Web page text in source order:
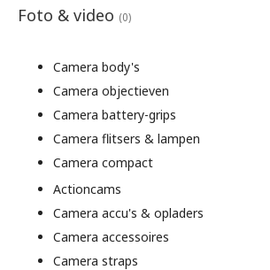
Foto & video (0)
Camera body's
Camera objectieven
Camera battery-grips
Camera flitsers & lampen
Camera compact
Actioncams
Camera accu's & opladers
Camera accessoires
Camera straps